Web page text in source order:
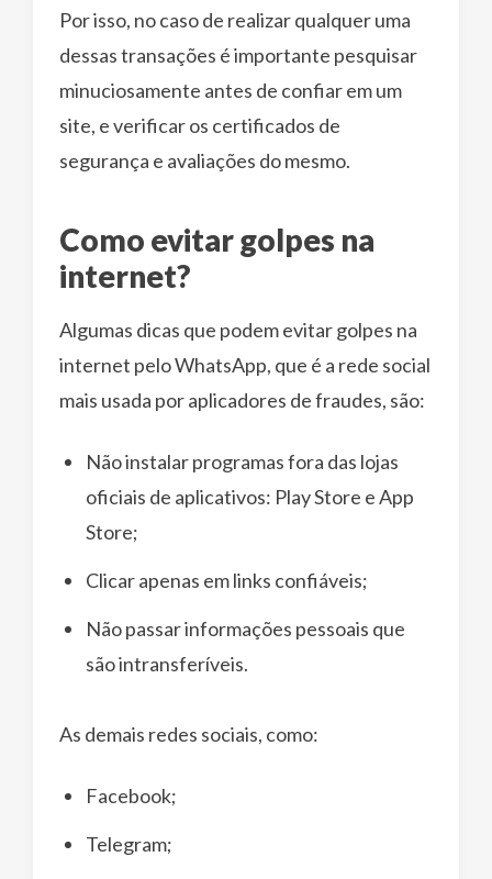
Por isso, no caso de realizar qualquer uma
dessas transações é importante pesquisar
minuciosamente antes de confiar em um
site, e verificar os certificados de
segurança e avaliações do mesmo.
Como evitar golpes na
internet?
Algumas dicas que podem evitar golpes na
internet pelo WhatsApp, que é a rede social
mais usada por aplicadores de fraudes, são:
Não instalar programas fora das lojas
oficiais de aplicativos: Play Store e App
Store;
Clicar apenas em links confiáveis;
Não passar informações pessoais que
são intransferíveis.
As demais redes sociais, como:
Facebook;
Telegram;